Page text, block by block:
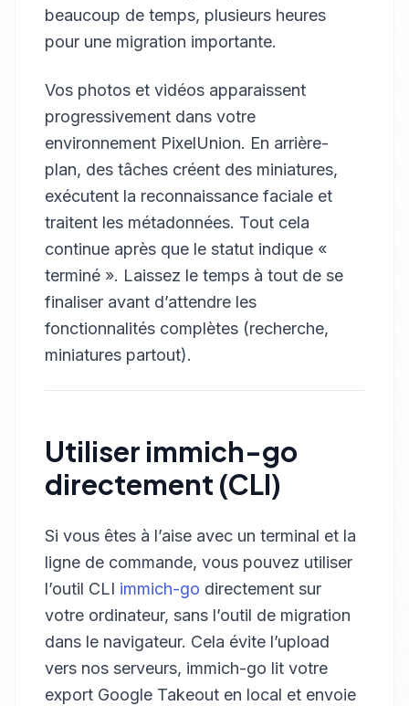
beaucoup de temps, plusieurs heures
pour une migration importante.
Vos photos et vidéos apparaissent
progressivement dans votre
environnement PixelUnion. En arrière-
plan, des tâches créent des miniatures,
exécutent la reconnaissance faciale et
traitent les métadonnées. Tout cela
continue après que le statut indique «
terminé ». Laissez le temps à tout de se
finaliser avant d’attendre les
fonctionnalités complètes (recherche,
miniatures partout).
Utiliser immich-go
directement (CLI)
Si vous êtes à l’aise avec un terminal et la
ligne de commande, vous pouvez utiliser
l’outil CLI immich-go directement sur
votre ordinateur, sans l’outil de migration
dans le navigateur. Cela évite l’upload
vers nos serveurs, immich-go lit votre
export Google Takeout en local et envoie